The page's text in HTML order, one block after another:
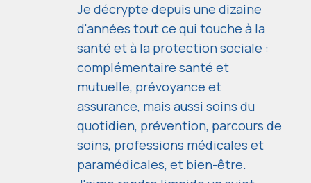
Je décrypte depuis une dizaine
d'années tout ce qui touche à la
santé et à la protection sociale :
complémentaire santé et
mutuelle, prévoyance et
assurance, mais aussi soins du
quotidien, prévention, parcours de
soins, professions médicales et
paramédicales, et bien-être.